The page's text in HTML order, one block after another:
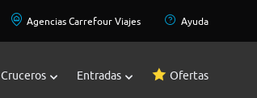
Agencias Carrefour Viajes Ayuda
Cruceros Entradas Ofertas